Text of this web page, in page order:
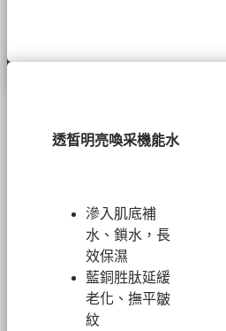
透皙明亮喚采機能水
滲入肌底補
水、鎖水，長
效保濕
藍銅胜肽延緩
老化、撫平皺
紋